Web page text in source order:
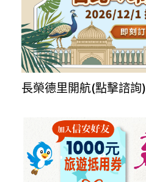
長榮德里開航(點擊諮詢)